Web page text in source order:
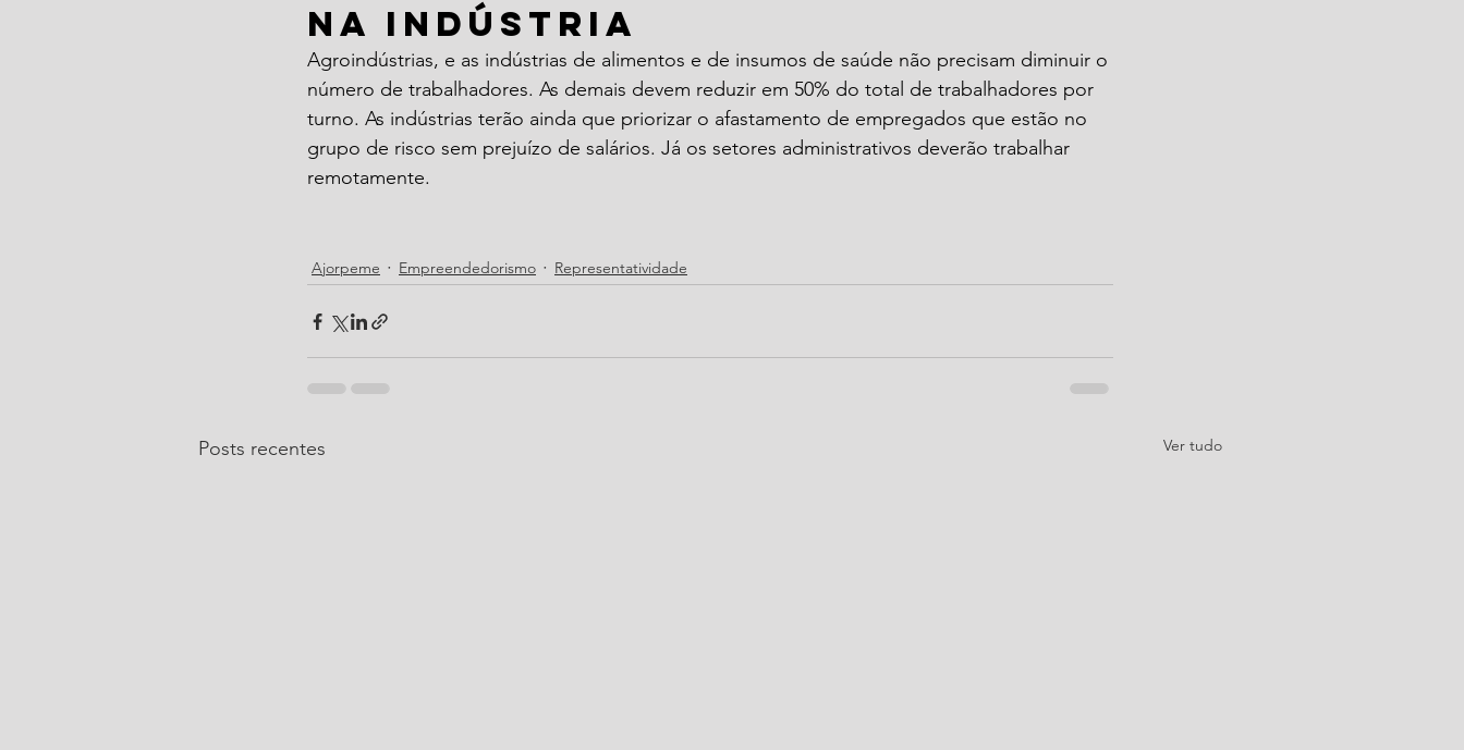
Na indústria
Agroindústrias, e as indústrias de alimentos e de insumos de saúde não precisam diminuir o
número de trabalhadores. As demais devem reduzir em 50% do total de trabalhadores por
turno. As indústrias terão ainda que priorizar o afastamento de empregados que estão no
grupo de risco sem prejuízo de salários. Já os setores administrativos deverão trabalhar
remotamente.
Ajorpeme Empreendedorismo Representatividade
Posts recentes Ver tudo